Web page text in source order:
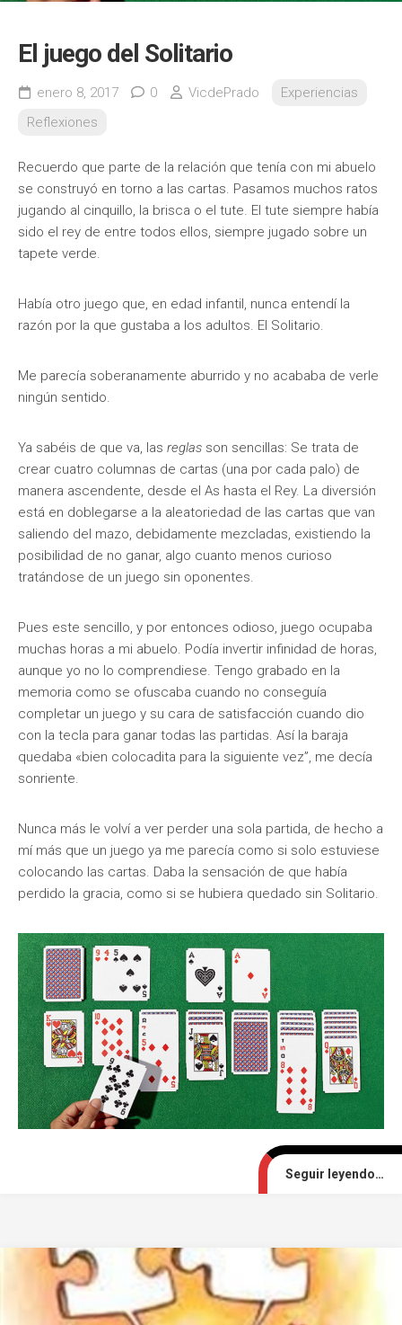
El juego del Solitario
enero 8, 2017 0 VicdePrado
Experiencias
Reflexiones
Recuerdo que parte de la relación que tenía con mi abuelo
se construyó en torno a las cartas. Pasamos muchos ratos
jugando al cinquillo, la brisca o el tute. El tute siempre había
sido el rey de entre todos ellos, siempre jugado sobre un
tapete verde.
Había otro juego que, en edad infantil, nunca entendí la
razón por la que gustaba a los adultos. El Solitario.
Me parecía soberanamente aburrido y no acababa de verle
ningún sentido.
Ya sabéis de que va, las reglas son sencillas: Se trata de
crear cuatro columnas de cartas (una por cada palo) de
manera ascendente, desde el As hasta el Rey. La diversión
está en doblegarse a la aleatoriedad de las cartas que van
saliendo del mazo, debidamente mezcladas, existiendo la
posibilidad de no ganar, algo cuanto menos curioso
tratándose de un juego sin oponentes.
Pues este sencillo, y por entonces odioso, juego ocupaba
muchas horas a mi abuelo. Podía invertir infinidad de horas,
aunque yo no lo comprendiese. Tengo grabado en la
memoria como se ofuscaba cuando no conseguía
completar un juego y su cara de satisfacción cuando dio
con la tecla para ganar todas las partidas. Así la baraja
quedaba «bien colocadita para la siguiente vez”, me decía
sonriente.
Nunca más le volví a ver perder una sola partida, de hecho a
mí más que un juego ya me parecía como si solo estuviese
colocando las cartas. Daba la sensación de que había
perdido la gracia, como si se hubiera quedado sin Solitario.
Seguir leyendo…